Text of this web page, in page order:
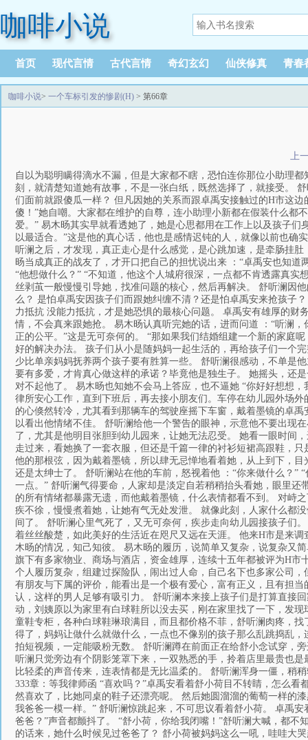
咖啡小说
首页 现代言情 古代言情 奇幻玄幻 仙侠修真 青春
咖啡小说> 一个车标引发的惨剧(H) > 第66章
上
自以为聪明瞒得滴水不漏，但是大家都不瞎，恐怕连你那位小助理都知道你跟卓远科技那位卓总的关系。”易木旸说这话时很真诚也很坦荡，选择听澜的那一刻，就清楚知道她有故事，不是一张白纸，既然选择了，就接受。 舒听澜脸一白，一时不知该说什么了，所以到头来，最傻的是自己了？各种藏着掖着，在他们面前就跟傻瓜一样？ 但凡因她的关系而跟卓禹安接触过的H市这边的朋友，应该都看出来了？有些尴尬，但同时又松了口气，心理的负担就减少了。 “我好傻！”她自嘲。大家都在维护的自尊，连小助理小新都在假装什么都不知道维护她，只有她一个人在自以为是。 易木旸伸手牵住她的手说：“是够傻！傻得可爱。” 易木旸其实早就看透她了，她是心思都用在工作上以及孩子们身上了，对感情的事情比别人迟钝很多，甚至有些一根筋，所以说， “咱俩是半斤八两，所以最适合。”这是他的真心话，他也是感情迟钝的人，就像以前也确实谈过不少女朋友，身边女孩来来往往，他以为自己是走心的，不单单只是走肾，后来遇到听澜之后，才发现，真正走心是什么感觉，是心跳加速，是牵肠挂肚，是可以包容一切、也可以放弃一切。 舒听澜被他逗笑了，一扫之前所有的阴霾，把易木旸当成真正的战友了，才开口把自己的担忧说出来 ：“卓禹安也知道两位小朋友们的存在。” 易木旸好像没有太意外，因为以卓禹安的能力，不可能查不到的。 “他想做什么？” “不知道，他这个人城府很深，一点都不肯透露真实想法。”这是舒听澜最无力的地方，让她有力无处使。 “听澜，那你在害怕什么？”易木旸抽丝剥茧一般慢慢引导她，找准问题的核心，然后再解决。 舒听澜因他的问题，也屏蔽掉所有外在的影响，认真倾听自己内心真实的声音，对，她最害怕的是什么？ 是怕卓禹安因孩子们而跟她纠缠不清？还是怕卓禹安来抢孩子？ 再往深一层想，真正的恐惧是 “怕他跟我抢孩子们，而我没有能力抵抗。” 第332章：没能力抵抗 没能力抵抗，才是她恐惧的最核心问题。 卓禹安有雄厚的财务资本以及家庭背景，真要走到那一步，不过是以卵击石。只是她唯一希望的是，他还念旧情，不会真来跟她抢。 易木旸认真听完她的话，进而问道 ：“听澜，你是律师，从你专业的角度来讲，他的胜算大吗？” “有时候，法律并不能做到完全的、真正的公平。”这是无可奈何的。 “那如果我们结婚组建一个新的家庭呢，并且承诺不再生育的话，有胜算吗？”易木旸不是开玩笑也不是随口说的，他觉得这是最好的解决办法。 孩子们从小是随妈妈一起生活的，再给孩子们一个完整的、衣食无忧的家，无论从情感上，还是从物质基础上，法院都无法剥夺她的权利，至少比单亲妈妈抚养两个孩子要有胜算一些。 舒听澜很感动，不单是他主动提出组建家庭的办法，而是他说的，可以承诺不再生育，视两位小朋友为亲生孩子。 要有多爱，才肯真心做这样的承诺？毕竟他是独生子。 她摇头，还是一惯的原则，如果组建家庭，一定是单纯的想彼此共度余生，绝不是利用的关系，她已够对不起他了。 易木旸也知她不会马上答应，也不逼她 “你好好想想，我随时配合。”特意用配合两个字，不提感情，减少她的愧疚感。 去医院看完易木旸后，回律所安心工作，直到下班后，再去接小朋友们。车停在幼儿园外场外的马路时，蓦然看到一辆熟悉的车停在马路对面，那是上午在机场时，来接卓禹安的车。她的心倏然转冷，尤其看到那辆车的驾驶座摇下车窗，戴着墨镜的卓禹安胳膊撑着窗户看向她。 因为戴着墨镜，看不清他真实的表情，只是从紧抿着的双唇中可以看出他情绪不佳。 舒听澜给他一个警告的眼神，示意他不要出现在小朋友们的面前，他似乎挑了挑眉并未理会她，甚至带着挑衅的意思，把舒听澜给激怒了，尤其是他明目张胆到幼儿园来，让她无法忍受。 她看一眼时间，还有十几分钟才接孩子们，所以朝对面马路走去。 卓禹安始终保持着一个动作与表情看她走过来，看她换了一套衣服，但还是千篇一律的衬衫短裙高跟鞋，只是这件衬衫的领口比早晨在飞机的那件低一些，露出好看的锁骨与若隐若现的胸部，牵动着他的那根弦，因为戴着墨镜，所以肆无忌惮地看着她，从上到下，目光定在她纤细的腰间，不期然就想起昨晚在氤氲的浴室里，她的样子。 嗯，他想，他昨晚还是太绅士了。 舒听澜站在他的车前，怒视着他 ：“你来做什么？” “什么也不做，远远看一眼他们也不行吗？” “不行，你赶紧走。” “听澜，你会不会太残忍了一点。” 舒听澜气得要命，人家却是淡定自若稍稍抬头看她，眼里还带着一点揶揄，看她笑话一样。 两人就这么僵持着，她低头怒视他，他稍稍抬头看着她。她的所有情绪都暴露无遗，而他戴着墨镜，什么表情都看不到。 对峙之下，每次都是她先败下阵来，在他面前完全使不出力，因为他就像是温水煮青蛙一样，不疾不徐，慢慢煮着她，让她有气无处发泄。 就像此刻，人家什么都没做，就是把车停在这里，她能做什么？ “听澜，放学时间到了。”他甚至还好心提醒她到时间了。 舒听澜心里气死了，又无可奈何，疾步走向幼儿园接孩子们。 卓禹安目送着她离开，再看她一手牵着一个孩子出来、上车，他坚硬的心布满柔情，又带着丝丝酸楚，如此美好的生活近在咫尺又远在天涯。 他来H市是来调查易木旸的，原来不屑这种行为，但是既然听澜与孩子们都很喜欢易木旸，他自然要清楚易木旸的情况，知己知彼。 易木旸的履历，说简单又复杂，说复杂又简单。 简单是家庭关系很简单，母亲是家庭主妇，父亲生意人，在H市做地产开发起家的，旗下有多家物业、商场与酒店，资金雄厚，连续十五年都被评为H市十佳企业以及最佳纳税企业，整个集团经营，至今没有任何负面新闻。 说他复杂是因为他的个人履历复杂，组建过探险队，闹出过人命，自己名下也多家公司，但都是一些俱乐部，极限挑战馆等等，与安分守己，成熟稳重的形象大相径庭。但从他的所有朋友与下属的评价，能看出是一个极有爱心，富有正义，且有担当的男人。 无论是他简单亦或是复杂的一面，都让卓禹安产生了更深的危机感，因为不可否认，这样的男人足够有吸引力。 舒听澜本来接上孩子们是打算直接回家的，结果接到刘姨的电话说幼儿园老师昨天通知要给小朋友们买白球鞋，明天园里有活动，刘姨原以为家里有白球鞋所以没去买，刚在家里找了一下，发现球鞋都小了，不合适。 舒听澜只得临时调转方向盘去商场给小朋友们买白球鞋。 商场的儿童鞋专柜，各种白球鞋琳琅满目，而且都价格不菲，舒听澜肉疼，找了两款最便宜的让小朋友们试穿。 两个小朋友并排坐在试穿凳上，又软又萌，还乖巧得不得了，妈妈让做什么就做什么，一点也不像别的孩子那么乱跳捣乱，连销售员都忍不住一直看她们，一直夸太可爱了，比电视上的童星都可爱漂亮，如果给他们拍短视频，一定能吸粉无数。 舒听澜蹲在前面正在给舒小念试穿，旁边的舒小荷脚丫子就一直晃啊晃，让妈妈快一点点，她也要试。 店里忽然安静得出奇，舒听澜只觉旁边有个阴影笼罩下来，一双熟悉的手，拎着店里最贵也是最好看的那双白球鞋并排蹲在她的旁边，轻轻握住舒小荷的脚丫子 “我帮你试。”低沉又无比轻柔的声音传来，连表情都是无比温柔的。 舒听澜浑身一僵，稍稍转头看着来人，也只能怒瞪着他，无计可施。 “谢谢叔叔！”舒小荷甜甜脆脆地感谢。 第333章：等我律师函 “喜欢吗？”卓禹安看着舒小荷目不转睛，怎么看都不够，眼里只有满溢的藏不住的欢喜。 “喜欢。”舒小荷重重地点头，这么漂亮的鞋子，当然喜欢了，比她同桌的鞋子还漂亮呢。 然后她圆溜溜的葡萄一样的漆黑双眼看着卓禹安好一会儿，语不惊人死不休地说了一句震惊全店的话 ：“叔叔，你长得跟我爸爸一模一样。” 舒听澜惊跳起来，不可思议看着舒小荷。 卓禹安看着舒小荷认真说话的样子，眼眶发热，难以控制，这是他的宝贝女儿啊。 ：“你...见过你爸爸？”声音都颤抖了。 “舒小荷，你给我闭嘴！”舒听澜大喊，都不知自己此时的表情有多恐怖，声音有多吓人。她是太震惊了，震惊于舒小荷怎么会说出这样的话来，她什么时候见过爸爸了？ 舒小荷被妈妈这么一吼，哇哇大哭起来，但舒听澜也有些失去理智了 “闭嘴，把鞋子脱了，回家。”她一把抱过舒小荷，胡乱去脱她的鞋子，舒小荷哭得更厉害了，一直妈妈不要、妈妈不要地喊着。 一旁的舒小念也害怕，扯了扯她的衣角：妈妈，妈妈。 场面乱做一团，舒听澜抱着大哭的舒小荷盯着卓禹安看，脑子里轰隆隆的，舒小荷怎么会知道卓禹安就是她爸爸？在哪里看见的？ 是不是卓禹安早有预谋，在她完全不知道的情况下，早就接触过孩子们？孩子们一哭，她的眼底也集聚起水雾 “你到底要逼我到什么时候？”她不懂，两人都已经离婚这么多年了，他为什么要这样来扰乱她平静的生活。 卓禹安看着眼前有些歇斯底里或者草木皆兵的舒听澜，心里既痛又无可奈何，他也并不知道舒小荷为什么会认出他，但，这让他前所未有的感动、是一种血脉相连的亲近，心里涌起的柔情是挡不住的，就在这一刻，他忽然决定不能再让眼下的关系继续发展，快刀斩乱麻或者长痛不如短痛，诚如陆阔所说，不舍得伤害，最后只会两败俱伤。 他看着眼前三个最亲的人，哭的哭，恨的恨，怕的怕，终于开口说了一句 ：“听澜，你等...我律师函！” 决定了，就不再彷徨，不再心软，即便看到她的脸瞬间变得惨白，他也咬牙转身离开，没再理会她。 舒听澜气到脸色惨白，浑身发抖，他怎么能跟她抢孩子，他凭什么抢，有什么资格抢？他不知道孩子们对她的重要？他这是往死了逼她。 舒听澜很多年没有这种状态了，觉得人生茫然前方一片漆黑，看不到尽头。前几年一个人时，再苦再累，但心里有希望，所以不彷徨，更不恐慌，不像现在这样，置身黑暗之中。 她不知怎么把舒小荷还有舒小念带回家的，也不知是怎么开车到的医院，就是黑暗之中，唯一有一点微弱的光指引着她往这来。 是溺水前最后一根浮木，她只能靠求生的本能牢牢抓住。 她问易木旸：“你说的话还算数吗？我们结婚。” 易木旸不知道她发生了什么，只见她急迫地抓着他的手，目光炙热甚至带着乞求问：你真的愿意娶我吗？ 易木旸点头：愿意。 “那明早我们就去领证好吗？” 到现在，她都不是很清醒，整个世界就是漆黑的，唯独易木旸这边有一丝亮光，求生的本能让她只能牢牢抓着这一束光，否则将坠入无底的深渊之中。 “可以。”易木旸就是无条件答应她的要求，甚至不问为什么。 “好，好！”她喃喃地说好。 易木旸是行动派，既然决定明早就去领证，马上想给富女士还有刘姨打电话，告知她们这个消息，并且让她们明天一早把他们各自的户口本送到民政局。 真是一刻也不耽误，反正他的伤好了一点，坐轮椅出行，有护工推着。 但是当他的电话一接通时，一旁的舒听澜忽然如梦初醒，急忙按住